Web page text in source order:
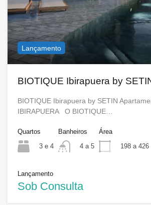
Lançamento
BIOTIQUE Ibirapuera by
BIOTIQUE Ibirapuera by SETIN
IBIRAPUERA O BIOTIQUE…
Quartos
3 e 4
Banheiros
4 a 5
Área
198 a 426
Lançamento
Sob Consulta